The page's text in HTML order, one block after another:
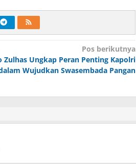
Pos berikutnya
Zulhas Ungkap Peran Penting Kapolri
Wujudkan Swasembada Pangan